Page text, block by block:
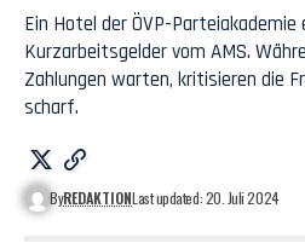
Ein Hotel der ÖVP-
Kurzarbeitsgelder vom AMS.
Zahlungen warten, kritisieren die
scharf.
ByREDAKTIONLast updated: 20. Juli 2024